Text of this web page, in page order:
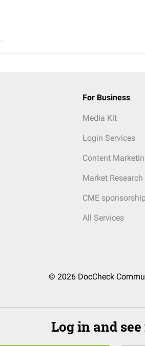
For Business
Media Kit
Login Services
Content
Market Research
CME sponsorship
All Services
© 2026 DocCheck
Log in and